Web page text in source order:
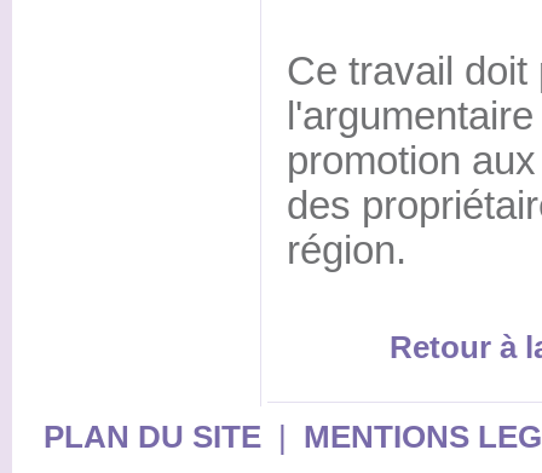
Ce travail doit
promotion
des
région.
Retour à
PLAN DU SITE| MENTIONS